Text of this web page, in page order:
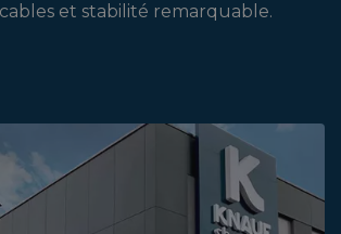
et stabilité remarquable.